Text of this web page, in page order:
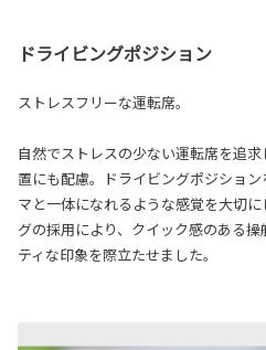
ドライビングポジション
ストレスフリーな運転席。
自然でストレスの少ない運転席を追
置にも配慮。ドライビングポジショ
マと一体になれるような感覚を大切
グの採用により、クイック感のある
ティな印象を際立たせました。